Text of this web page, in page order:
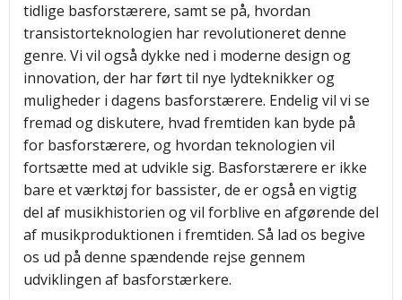
tidlige basforstærere, samt se på, hvordan
transistorteknologien har revolutioneret denne
genre. Vi vil også dykke ned i moderne design og
innovation, der har ført til nye lydteknikker og
muligheder i dagens basforstærere. Endelig vil vi se
fremad og diskutere, hvad fremtiden kan byde på
for basforstærere, og hvordan teknologien vil
fortsætte med at udvikle sig. Basforstærere er ikke
bare et værktøj for bassister, de er også en vigtig
del af musikhistorien og vil forblive en afgørende del
af musikproduktionen i fremtiden. Så lad os begive
os ud på denne spændende rejse gennem
udviklingen af basforstærkere.